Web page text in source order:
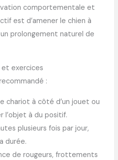
comportementale et
est d’amener le chien à
prolongement naturel de
et exercices
:
chariot à côté d’un jouet ou
l’objet à du positif.
plusieurs fois par jour,
durée.
de rougeurs, frottements